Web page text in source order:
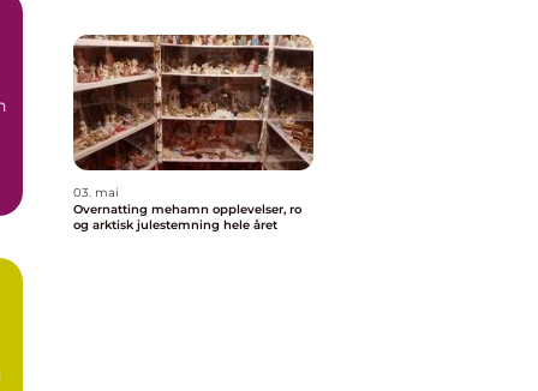
03. mai
Overnatting mehamn opplevelser, ro
og arktisk julestemning hele året